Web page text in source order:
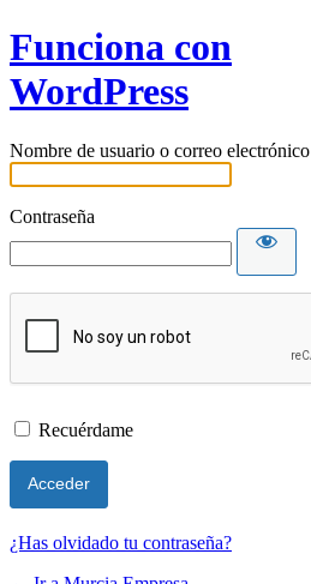
Funciona con
WordPress
Nombre de usuario o correo electrónico
Contraseña
Recuérdame
¿Has olvidado tu contraseña?